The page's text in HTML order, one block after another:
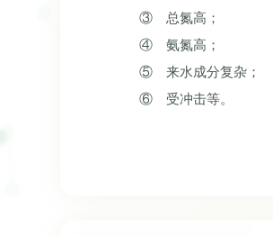
③ 总氮高；
④ 氨氮高；
⑤ 来水成分复杂；
⑥ 受冲击等。